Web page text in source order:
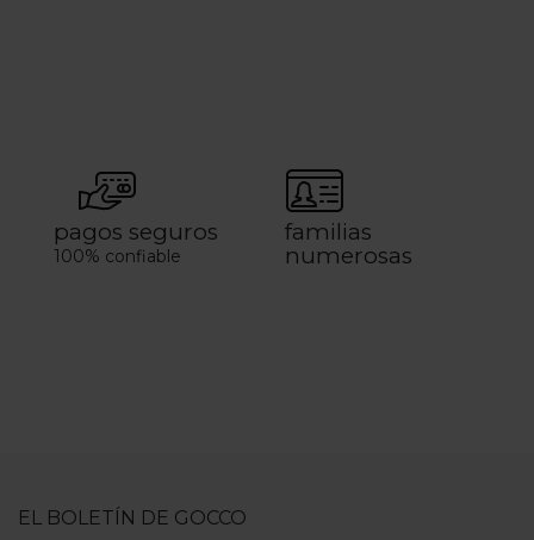
pagos seguros
100% confiable
familias
numerosas
EL BOLETÍN DE GOCCO